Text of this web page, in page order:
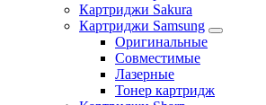
Картриджи Sakura
Картриджи Samsung
Оригинальные
Совместимые
Лазерные
Тонер картридж